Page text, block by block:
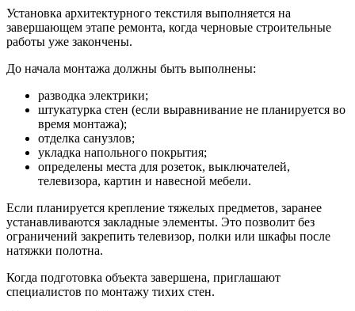
Установка архитектурного текстиля выполняется на
завершающем этапе ремонта, когда черновые строительные
работы уже закончены.
До начала монтажа должны быть выполнены:
разводка электрики;
штукатурка стен (если выравнивание не планируется во
время монтажа);
отделка санузлов;
укладка напольного покрытия;
определены места для розеток, выключателей,
телевизора, картин и навесной мебели.
Если планируется крепление тяжелых предметов, заранее
устанавливаются закладные элементы. Это позволит без
ограничений закрепить телевизор, полки или шкафы после
натяжки полотна.
Когда подготовка объекта завершена, приглашают
специалистов по монтажу тихих стен.